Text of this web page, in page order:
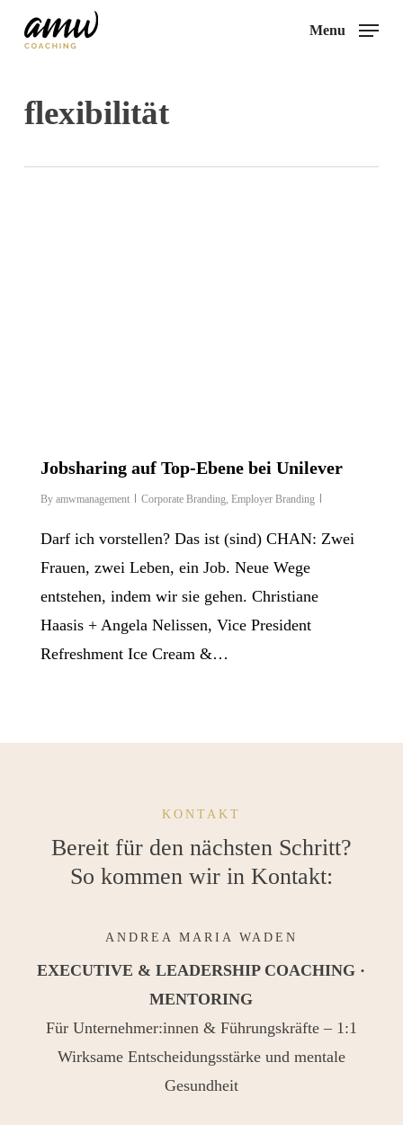
content
Menu
flexibilität
Jobsharing auf Top-Ebene bei Unilever
By amwmanagement Corporate Branding, Employer Branding
Darf ich vorstellen? Das ist (sind) CHAN: Zwei
Frauen, zwei Leben, ein Job. Neue Wege
entstehen, indem wir sie gehen. Christiane
Haasis + Angela Nelissen, Vice President
Refreshment Ice Cream &…
KONTAKT
Bereit für den nächsten Schritt?
So kommen wir in Kontakt:
ANDREA MARIA WADEN
EXECUTIVE & LEADERSHIP COACHING ·
MENTORING
Für Unternehmer:innen & Führungskräfte – 1:1
Wirksame Entscheidungsstärke und mentale
Gesundheit